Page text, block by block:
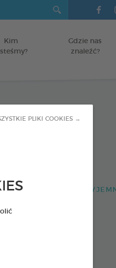
PLIKI COOKIES →
Kim
Gdzie nas
znaleźć?
paski do
NAZĘBNY I